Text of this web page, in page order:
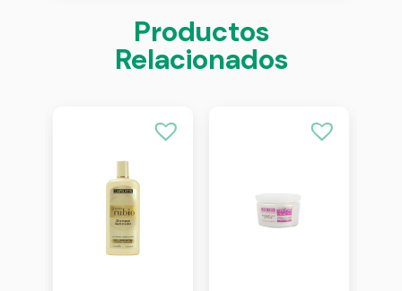
Productos
Relacionados